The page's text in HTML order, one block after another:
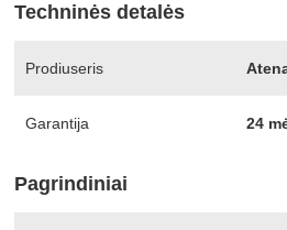
Techninės detalės
Prodiuseris
Garantija 24
Pagrindiniai